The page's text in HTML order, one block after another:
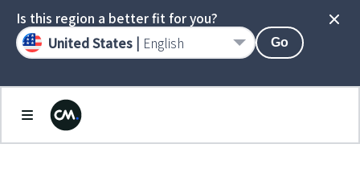
Is this region a better fit for you?
United States | English Go